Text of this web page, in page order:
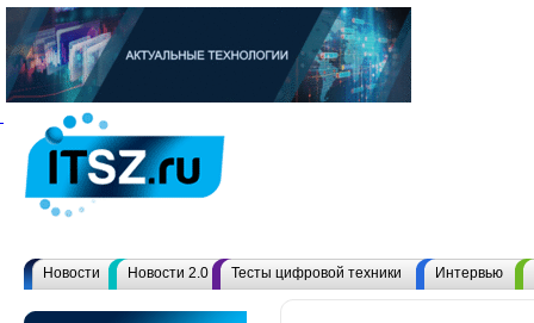
Новости Новости 2.0 Тесты цифровой техники Интервью